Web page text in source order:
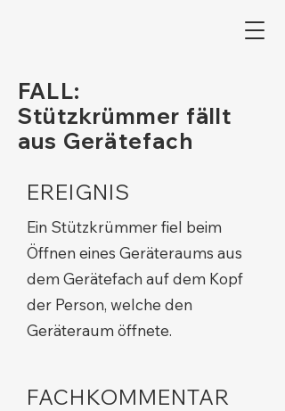
FALL:
Stützkrümmer fällt
aus Gerätefach
EREIGNIS
Ein Stützkrümmer fiel beim
Öffnen eines Geräteraums aus
dem Gerätefach auf dem Kopf
der Person, welche den
Geräteraum öffnete.
FACHKOMMENTAR